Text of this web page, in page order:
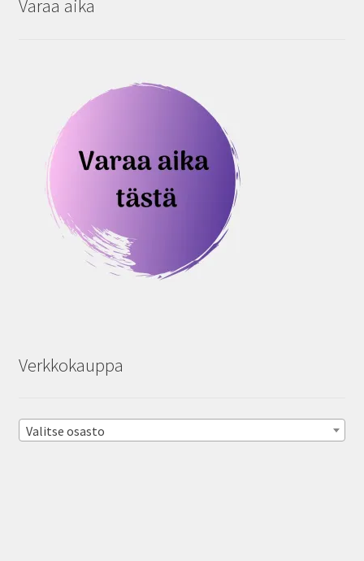
Varaa aika
Verkkokauppa
Valitse osasto